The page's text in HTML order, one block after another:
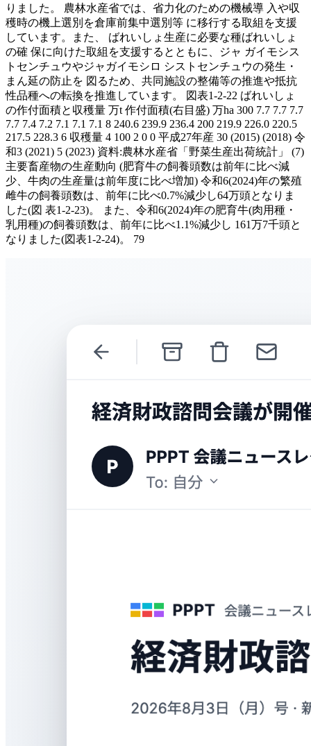
りました。 農林水産省では、省力化のための機械導 入や収
穫時の機上選別を倉庫前集中選別等 に移行する取組を支援
しています。また、 ばれいしょ生産に必要な種ばれいしょ
の確 保に向けた取組を支援するとともに、ジャ ガイモシス
トセンチュウやジャガイモシロ シストセンチュウの発生・
まん延の防止を 図るため、共同施設の整備等の推進や抵抗
性品種への転換を推進しています。 図表1-2-22 ばれいしょ
の作付面積と収穫量 万t 作付面積(右目盛) 万ha 300 7.7 7.7 7.7
7.7 7.4 7.2 7.1 7.1 7.1 8 240.6 239.9 236.4 200 219.9 226.0 220.5
217.5 228.3 6 収穫量 4 100 2 0 0 平成27年産 30 (2015) (2018) 令
和3 (2021) 5 (2023) 資料:農林水産省「野菜生産出荷統計」 (7)
主要畜産物の生産動向 (肥育牛の飼養頭数は前年に比べ減
少、牛肉の生産量は前年度に比べ増加) 令和6(2024)年の繁殖
雌牛の飼養頭数は、前年に比べ0.7%減少し64万頭となりま
した(図 表1-2-23)。 また、令和6(2024)年の肥育牛(肉用種・
乳用種)の飼養頭数は、前年に比べ1.1%減少し 161万7千頭と
なりました(図表1-2-24)。 79